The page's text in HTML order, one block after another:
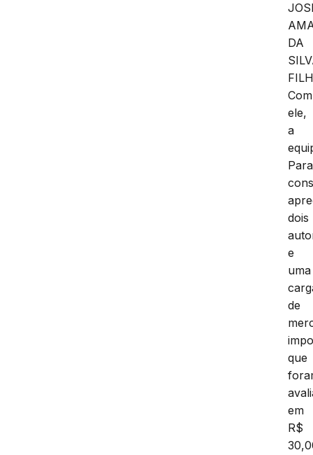
DA
Com
ele,
a
dois
e
uma
de
que
em
R$